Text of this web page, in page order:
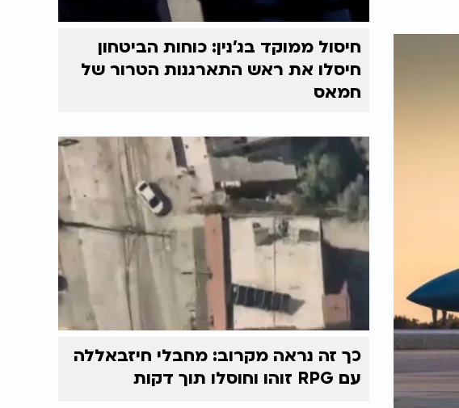
חיסול ממוקד בג'נין: כוחות הביטחון
חיסלו את ראש התארגנות הטרור של
חמאס
כך זה נראה מקרוב: מחבלי חיזבאללה
עם RPG זוהו וחוסלו תוך דקות